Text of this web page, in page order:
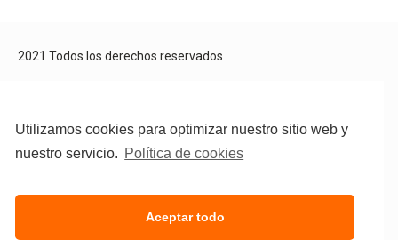
2021 Todos los derechos reservados
Utilizamos cookies para optimizar nuestro sitio web y
nuestro servicio. Política de cookies
Aceptar todo